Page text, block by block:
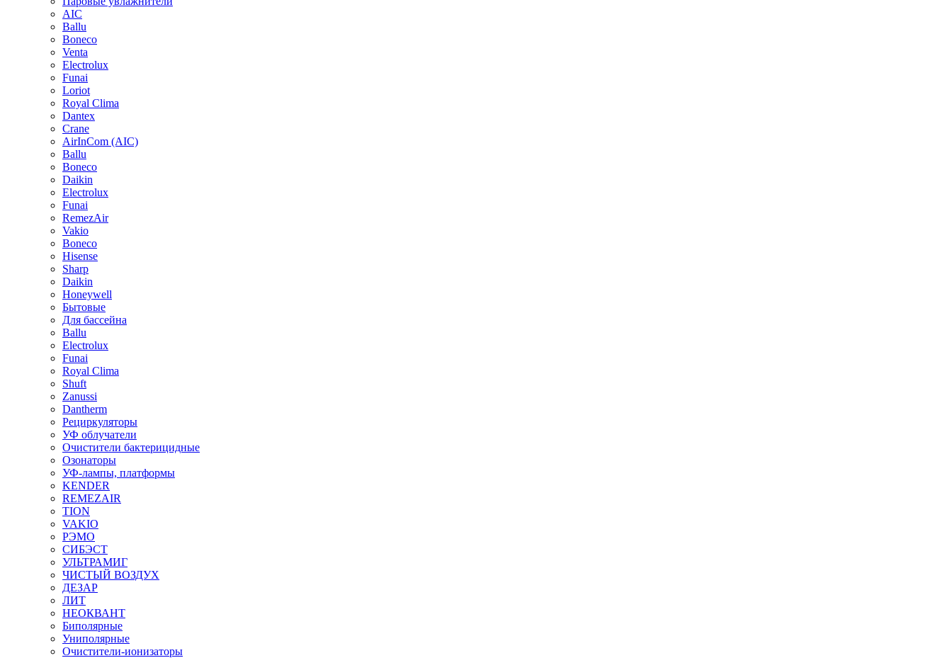
AIC
Ballu
Boneco
Venta
Electrolux
Funai
Loriot
Royal Clima
Dantex
Crane
AirInCom (AIC)
Ballu
Boneco
Daikin
Electrolux
Funai
RemezAir
Vakio
Boneco
Hisense
Sharp
Daikin
Honeywell
Бытовые
Для бассейна
Ballu
Electrolux
Funai
Royal Clima
Shuft
Zanussi
Dantherm
Рециркуляторы
УФ облучатели
Очистители бактерицидные
Озонаторы
УФ-лампы, платформы
KENDER
REMEZAIR
TION
VAKIO
РЭМО
СИБЭСТ
УЛЬТРАМИГ
ЧИСТЫЙ ВОЗДУХ
ДЕЗАР
ЛИТ
НЕОКВАНТ
Биполярные
Униполярные
Очистители-ионизаторы